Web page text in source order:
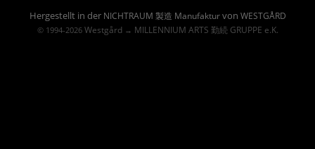
Hergestellt in der NICHTRAUM 製造 Manufakturvon WESTGÅRD
© 1994-2026 Westgård→ MILLENNIUM ARTS 勤続 GRUPPE e.K.